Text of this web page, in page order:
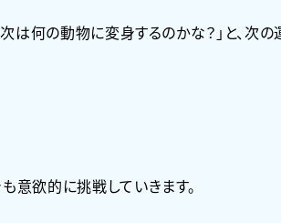
次は何の動物に変身するのかな？」と、
意欲的に挑戦していきます。